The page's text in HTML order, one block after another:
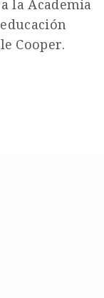
la Academia
Cooper.